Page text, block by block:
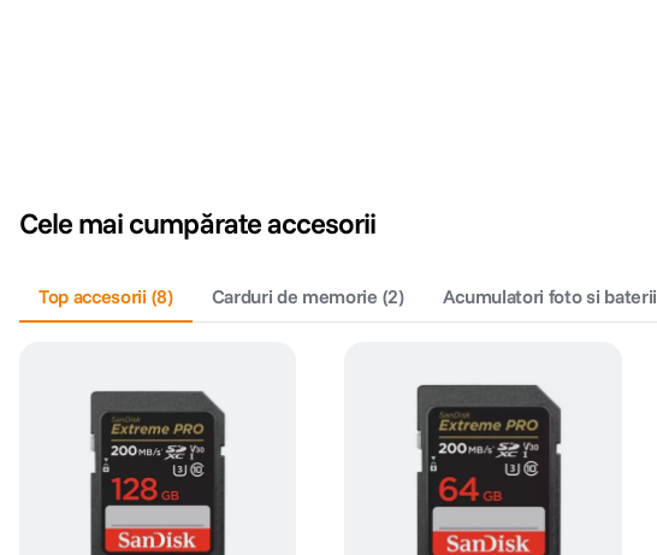
Cele mai cumpărate accesorii
Top accesorii (8) Carduri de memorie (2) Acumulatori foto si baterii